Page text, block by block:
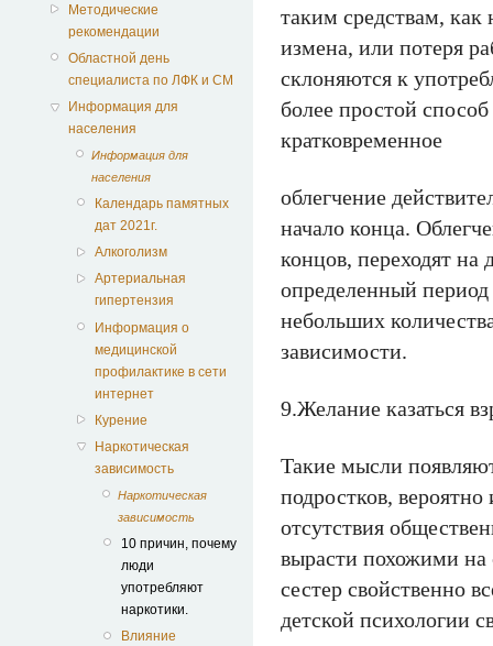
Методические
рекомендации
Областной день
специалиста по ЛФК и СМ
Информация для
населения
Информация для
населения
Календарь памятных
дат 2021г.
Алкоголизм
Артериальная
гипертензия
Информация о
медицинской
профилактике в сети
интернет
Курение
Наркотическая
зависимость
Наркотическая
зависимость
10 причин, почему
люди
употребляют
наркотики.
Влияние
таким средствам, как
измена, или потеря
склоняются к
более простой
кратковременное
облегчение
начало конца.
концов, переходят на
определенный период
небольших
зависимости.
9.Желание казаться
Такие мысли
подростков,
отсутствия
вырасти похожими на
сестер свойственно
детской психологии